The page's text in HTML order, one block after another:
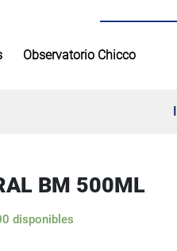
Observatorio Chicco
BM 500ML
disponibles